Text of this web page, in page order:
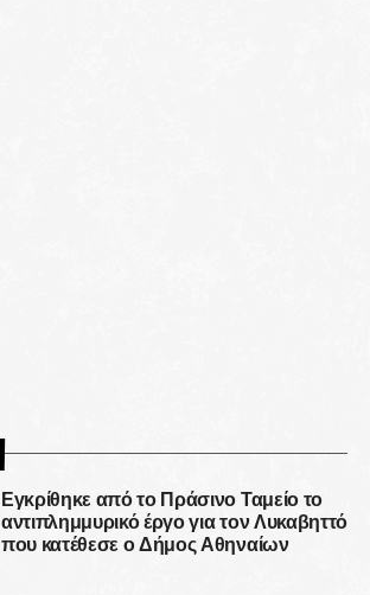
Εγκρίθηκε από το Πράσινο Ταμείο το
αντιπλημμυρικό έργο για τον Λυκαβηττό
που κατέθεσε ο Δήμος Αθηναίων